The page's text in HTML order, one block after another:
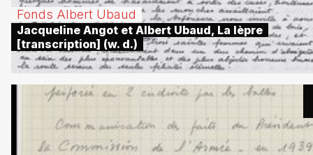
Fonds Albert Ubaud
Jacqueline Angot et Albert Ubaud, La lèpre
[transcription] (w. d.)